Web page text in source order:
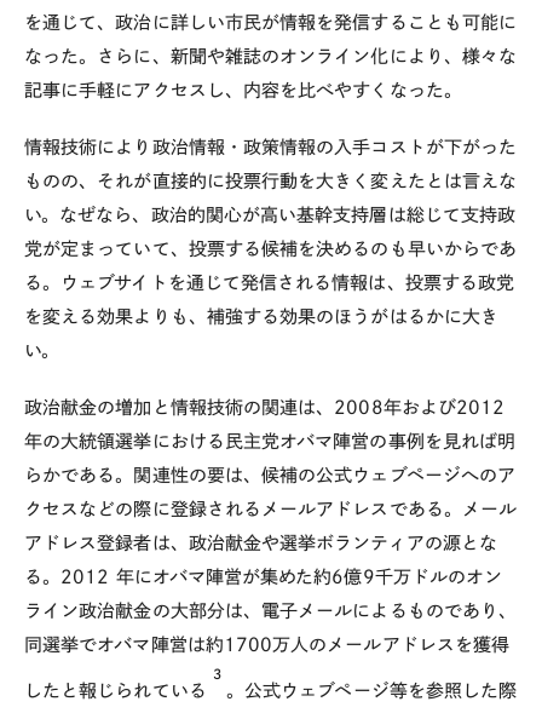
を通じて、政治に詳しい市民が情報を発信することも可能に
なった。さらに、新聞や雑誌のオンライン化により、様々な
記事に手軽にアクセスし、内容を比べやすくなった。
情報技術により政治情報・政策情報の入手コストが下がった
ものの、それが直接的に投票行動を大きく変えたとは言えな
い。なぜなら、政治的関心が高い基幹支持層は総じて支持政
党が定まっていて、投票する候補を決めるのも早いからであ
る。ウェブサイトを通じて発信される情報は、投票する政党
を変える効果よりも、補強する効果のほうがはるかに大き
い。
政治献金の増加と情報技術の関連は、2008年および2012
年の大統領選挙における民主党オバマ陣営の事例を見れば明
らかである。関連性の要は、候補の公式ウェブページへのア
クセスなどの際に登録されるメールアドレスである。メール
アドレス登録者は、政治献金や選挙ボランティアの源とな
る。2012 年にオバマ陣営が集めた約6億9千万ドルのオン
ライン政治献金の大部分は、電子メールによるものであり、
同選挙でオバマ陣営は約1700万人のメールアドレスを獲得
したと報じられている
3
。公式ウェブページ等を参照した際